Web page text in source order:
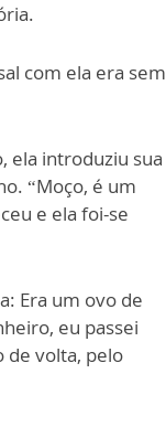
com ela era sem
ela introduziu sua
“Moço, é um
e ela foi-se
Era um ovo de
eu passei
de volta, pelo